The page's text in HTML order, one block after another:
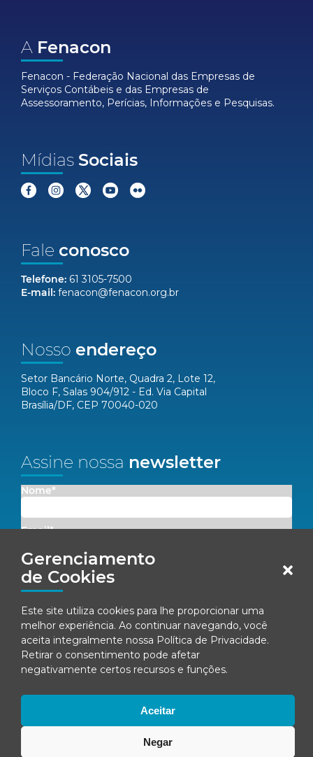
Gerenciamento
de Cookies
Este site utiliza cookies para lhe proporcionar uma
melhor experiência. Ao continuar navegando, você
aceita integralmente nossa Política de Privacidade.
Retirar o consentimento pode afetar
negativamente certos recursos e funções.
Aceitar
Negar
A Fenacon
Fenacon - Federação Nacional das Empresas de
Serviços Contábeis e das Empresas de
Assessoramento, Perícias, Informações e Pesquisas.
Mídias Sociais
Fale conosco
Telefone: 61 3105-7500
E-mail: fenacon@fenacon.org.br
Nosso endereço
Setor Bancário Norte, Quadra 2, Lote 12,
Bloco F, Salas 904/912 - Ed. Via Capital
Brasília/DF, CEP 70040-020
Assine nossa newsletter
Nome*
Email*
Concordo em receber comunicações da Fenacon.
Ao se inscrever, você concorda com nossa Política de Privacidade
© Fenacon 2026
Todos os direitos reservados.